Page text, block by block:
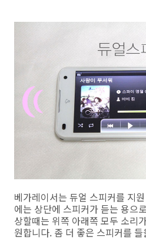
베가레이서는 듀얼 스피커를 지
에는 상단에 스피커가 듣는 용으
상할때는 위쪽 아래쪽 모두 소리
원합니다. 좀 더 좋은 스피커를